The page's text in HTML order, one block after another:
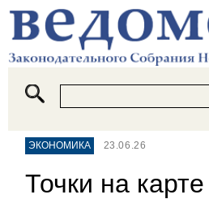
ЭКОНОМИКА 23.06.26
Точки на карте